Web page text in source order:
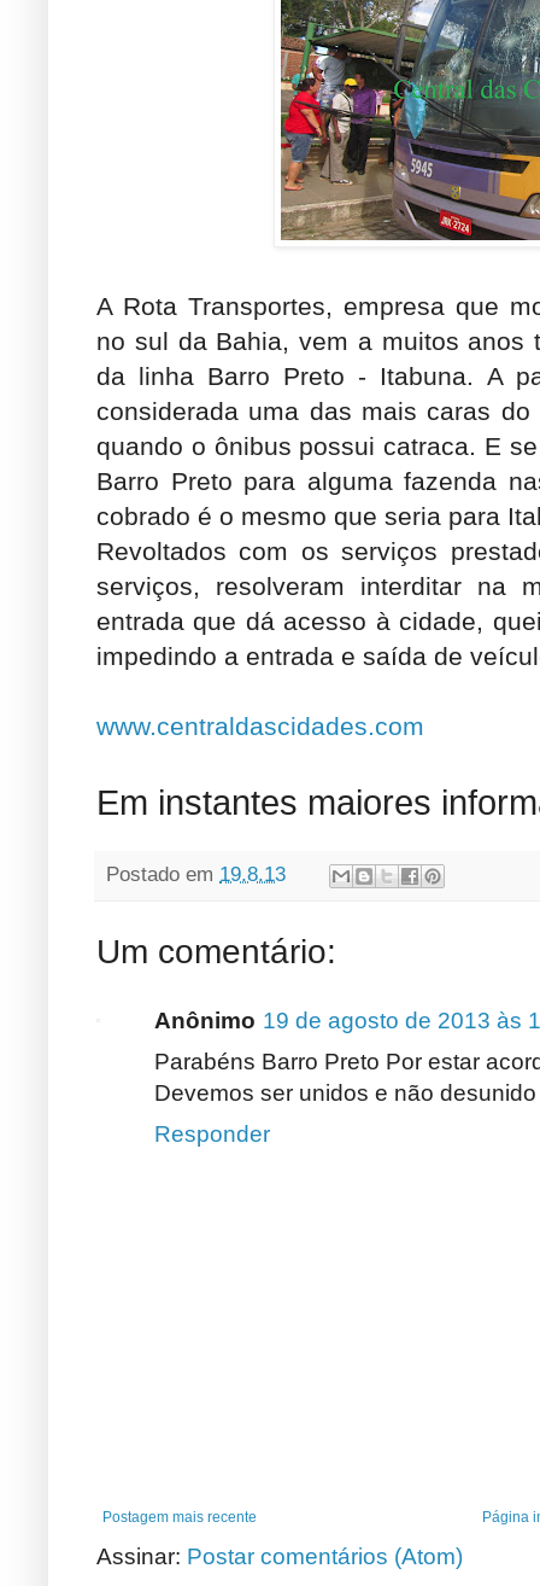
A Rota Transportes, empresa que
no sul da Bahia, vem a muitos anos
da linha Barro Preto - Itabuna. A
considerada uma das mais caras
quando o ônibus possui catraca. E
Barro Preto para alguma fazenda
cobrado é o mesmo que seria para
Revoltados com os serviços
serviços, resolveram interditar na
entrada que dá acesso à cidade,
impedindo a entrada e saída de
www.centraldascidades.com
Em instantes maiores
Postado em 19.8.13
Um comentário:
Anônimo 19 de agosto de 2013 às
Parabéns Barro Preto Por estar
Devemos ser unidos e não desunido
Responder
Postagem mais recente Página
Assinar: Postar comentários (Atom)